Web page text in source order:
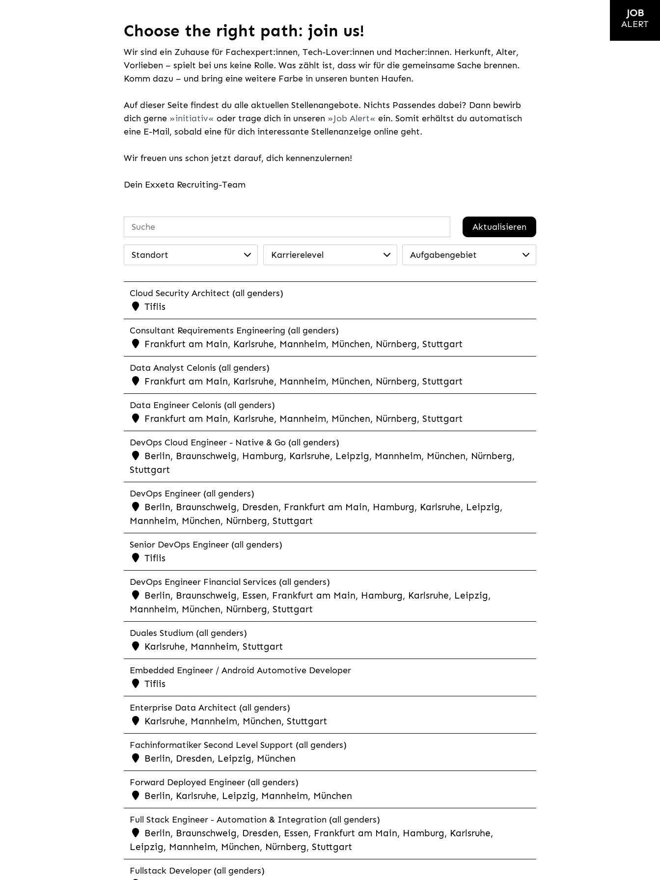
Choose the right path: join us!
Wir sind ein Zuhause für Fachexpert:innen, Tech-Lover:innen und Macher:innen. Herkunft, Alter,
Vorlieben – spielt bei uns keine Rolle. Was zählt ist, dass wir für die gemeinsame Sache brennen.
Komm dazu – und bring eine weitere Farbe in unseren bunten Haufen.
Auf dieser Seite findest du alle aktuellen Stellenangebote. Nichts Passendes dabei? Dann bewirb
dich gerne
initiativ oder trage dich in unseren Job Alert
ein. Somit erhältst du automatisch
eine E-Mail, sobald eine für dich interessante Stellenanzeige online geht.
Wir freuen uns schon jetzt darauf, dich kennenzulernen!
Dein Exxeta Recruiting-Team
Aktualisieren
Standort Karrierelevel Aufgabengebiet
Cloud Security Architect (all genders)
Tiflis
Consultant Requirements Engineering (all genders)
Frankfurt am Main, Karlsruhe, Mannheim, München, Nürnberg, Stuttgart
Data Analyst Celonis (all genders)
Frankfurt am Main, Karlsruhe, Mannheim, München, Nürnberg, Stuttgart
Data Engineer Celonis (all genders)
Frankfurt am Main, Karlsruhe, Mannheim, München, Nürnberg, Stuttgart
DevOps Cloud Engineer - Native & Go (all genders)
Berlin, Braunschweig, Hamburg, Karlsruhe, Leipzig, Mannheim, München, Nürnberg,
Stuttgart
DevOps Engineer (all genders)
Berlin, Braunschweig, Dresden, Frankfurt am Main, Hamburg, Karlsruhe, Leipzig,
Mannheim, München, Nürnberg, Stuttgart
Senior DevOps Engineer (all genders)
Tiflis
DevOps Engineer Financial Services (all genders)
Berlin, Braunschweig, Essen, Frankfurt am Main, Hamburg, Karlsruhe, Leipzig,
Mannheim, München, Nürnberg, Stuttgart
Duales Studium (all genders)
Karlsruhe, Mannheim, Stuttgart
Embedded Engineer / Android Automotive Developer
Tiflis
Enterprise Data Architect (all genders)
Karlsruhe, Mannheim, München, Stuttgart
Fachinformatiker Second Level Support (all genders)
Berlin, Dresden, Leipzig, München
Forward Deployed Engineer (all genders)
Berlin, Karlsruhe, Leipzig, Mannheim, München
Full Stack Engineer - Automation & Integration (all genders)
Berlin, Braunschweig, Dresden, Essen, Frankfurt am Main, Hamburg, Karlsruhe,
Leipzig, Mannheim, München, Nürnberg, Stuttgart
Fullstack Developer (all genders)
JOB
ALERT